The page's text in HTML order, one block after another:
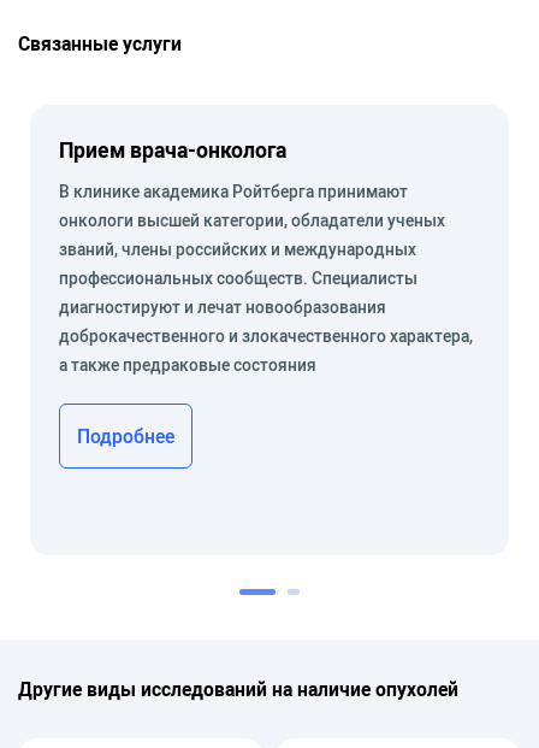
Связанные услуги
Прием врача-онколога
В клинике академика Ройтберга принимают
онкологи высшей категории, обладатели ученых
званий, члены российских и международных
профессиональных сообществ. Специалисты
диагностируют и лечат новообразования
доброкачественного и злокачественного характера,
а также предраковые состояния
Подробнее
Другие виды исследований на наличие опухолей